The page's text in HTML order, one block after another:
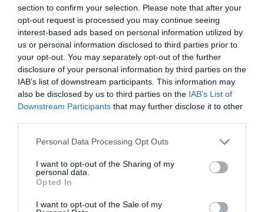
section to confirm your selection. Please note that after your
opt-out request is processed you may continue seeing
interest-based ads based on personal information utilized by
us or personal information disclosed to third parties prior to
your opt-out. You may separately opt-out of the further
disclosure of your personal information by third parties on the
IAB’s list of downstream participants. This information may
also be disclosed by us to third parties on the IAB’s List of
Downstream Participants that may further disclose it to other
Personal Data Processing Opt Outs
I want to opt-out of the Sharing of my
personal data.
Opted In
I want to opt-out of the Sale of my
A més,el conductor també va ser denunciat per no
haver inscrit el patinet en el Registre Nacional de
Vehicles de la Direcció General de Trànsit(DGT), un
Segons la Guàrdia Civil, la intervenció va permetre
evitar un possible accident greu, ja que el conductor
circulava amb les capacitats psicofísiques afectades